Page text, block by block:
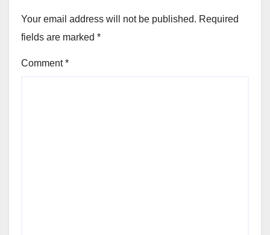
Your email address will not be published. Required
fields are marked *
Comment*